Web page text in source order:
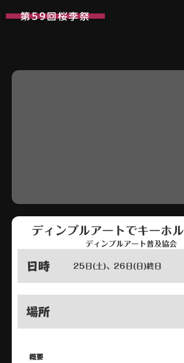
第59回桜李祭
ディンプルアートでキーホ
ディンプルアート普及協会
日時 25日(土)、26日(日)終日
場所
概要